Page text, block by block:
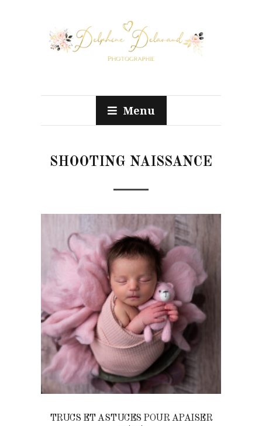
Menu
SHOOTING NAISSANCE
TRUCS ET ASTUCES POUR APAISER